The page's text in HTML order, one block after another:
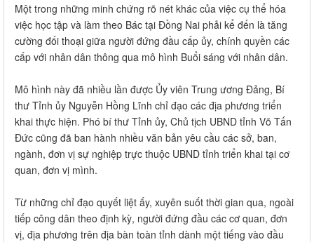
Một trong những minh chứng rõ nét khác của việc cụ thể hóa
việc học tập và làm theo Bác tại Đồng Nai phải kể đến là tăng
cường đối thoại giữa người đứng đầu cấp ủy, chính quyền các
cấp với nhân dân thông qua mô hình Buổi sáng với nhân dân.
Mô hình này đã nhiều lần được Ủy viên Trung ương Đảng, Bí
thư Tỉnh ủy Nguyễn Hồng Lĩnh chỉ đạo các địa phương triển
khai thực hiện. Phó bí thư Tỉnh ủy, Chủ tịch UBND tỉnh Võ Tấn
Đức cũng đã ban hành nhiều văn bản yêu cầu các sở, ban,
ngành, đơn vị sự nghiệp trực thuộc UBND tỉnh triển khai tại cơ
quan, đơn vị mình.
Từ những chỉ đạo quyết liệt ấy, xuyên suốt thời gian qua, ngoài
tiếp công dân theo định kỳ, người đứng đầu các cơ quan, đơn
vị, địa phương trên địa bàn toàn tỉnh dành một tiếng vào đầu